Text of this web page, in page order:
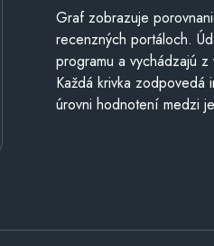
Graf zobrazuje
recenzných portáloch.
programu a vychádzajú
Každá krivka zodpovedá
úrovni hodnotení medzi